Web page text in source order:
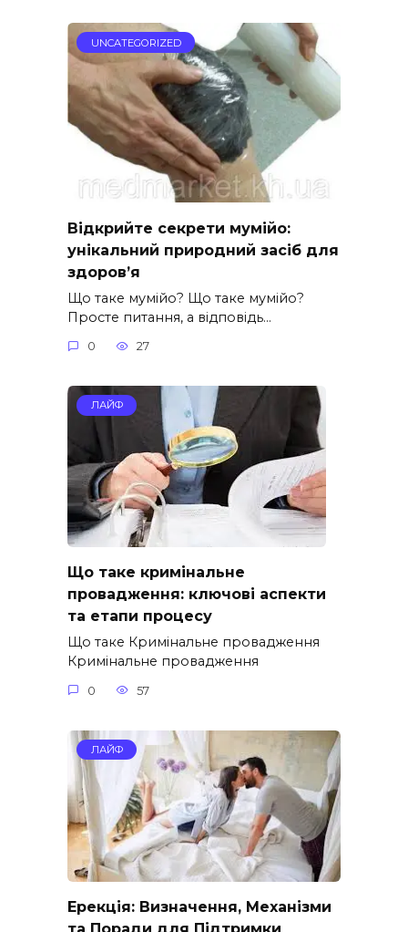
UNCATEGORIZED
Відкрийте секрети мумійо:
унікальний природний засіб для
здоров’я
Що таке мумійо? Що таке мумійо?
Просте питання, а відповідь…
0 27
ЛАЙФ
Що таке кримінальне
провадження: ключові аспекти
та етапи процесу
Що таке Кримінальне провадження
Кримінальне провадження
0 57
ЛАЙФ
Ерекція: Визначення, Механізми
та Поради для Підтримки